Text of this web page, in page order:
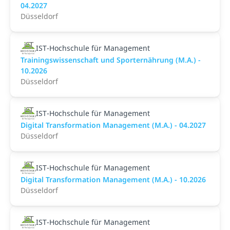
04.2027
Düsseldorf
IST-Hochschule für Management
Trainingswissenschaft und Sporternährung (M.A.) -
10.2026
Düsseldorf
IST-Hochschule für Management
Digital Transformation Management (M.A.) - 04.2027
Düsseldorf
IST-Hochschule für Management
Digital Transformation Management (M.A.) - 10.2026
Düsseldorf
IST-Hochschule für Management